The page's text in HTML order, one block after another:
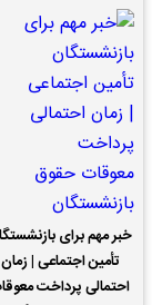
خبر مهم برای
تأمین اجتماعی | زمان
احتمالی پرداخت